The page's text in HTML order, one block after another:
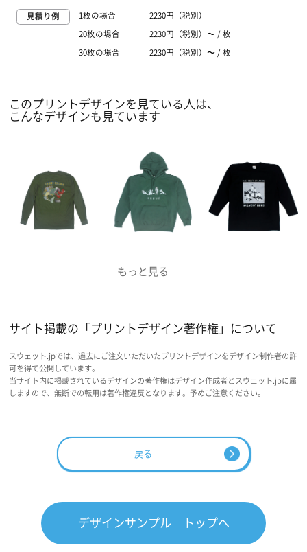
見積り例 1枚の場合 2230円（税別）
20枚の場合 2230円（税別）〜 / 枚
30枚の場合 2230円（税別）〜 / 枚
このプリントデザインを見ている人は、
こんなデザインも見ています
サイト掲載の「プリントデザイン著作権」について
スウェット.jpでは、過去にご注文いただいたプリントデザインをデザイン制作者の許
可を得て公開しています。
当サイト内に掲載されているデザインの著作権はデザイン作成者とスウェット.jpに属
しますので、無断での転用は著作権違反となります。予めご注意ください。
戻る
デザインサンプル トップへ